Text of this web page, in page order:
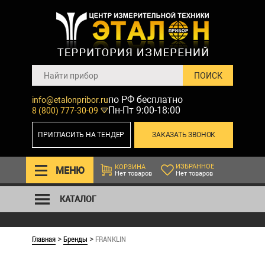
info@etalonpribor.ru
8 (800) 777-30-09
по РФ бесплатно
Пн-Пт 9:00-18:00
ЗАКАЗАТЬ ЗВОНОК
ПРИГЛАСИТЬ НА ТЕНДЕР
МЕНЮ
КОРЗИНА
Нет товаров
ИЗБРАННОЕ
Нет товаров
КАТАЛОГ
Главная >Бренды > FRANKLIN